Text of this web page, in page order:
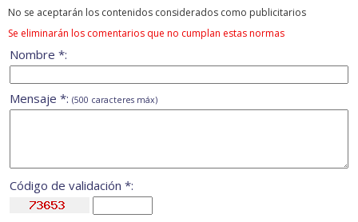
No se aceptarán los contenidos considerados como publicitarios
Se eliminarán los comentarios que no cumplan estas normas
Nombre *:
Mensaje *: (500 caracteres máx)
Código de validación *: